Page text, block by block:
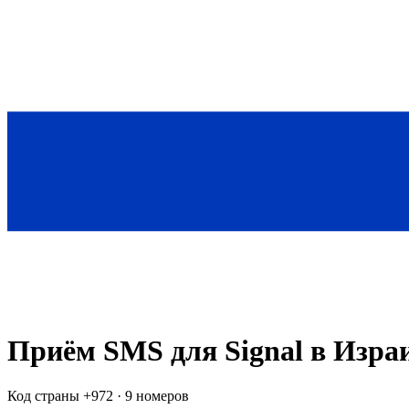
Приём SMS для Signal в
Код страны +972 · 9 номеров